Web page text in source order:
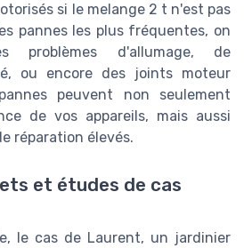
si le melange 2 t n'est pas
pannes les plus fréquentes, on
problèmes d'allumage, de
ou encore des joints moteur
peuvent non seulement
de vos appareils, mais aussi
réparation élevés.
et études de cas
le cas de Laurent, un jardinier